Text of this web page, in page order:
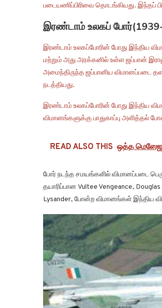
படையணிப்பிரிவை தொடங்கியது. இந்தப்
இரண்டாம் உலகப்
இரண்டாம் உலகப்போரின் போது இந்திய
மற்றும் அது அரக்கனில் உள்ள ஜப்பான்
அமைந்திருந்த ஜப்பானிய விமானப்படை
நடத்தியது.
இரண்டாம் உலகப்போரின் போது இந்திய
விமானங்களுக்கு பாதுகாப்பு அளித்தல்
READ ALSO THIS ஒத்த
போர் நடந்த சமயங்களில் விமானப்படை
தயாரிப்பான Vultee Vengeance,
Lysander, போன்ற விமானங்கள் இந்திய